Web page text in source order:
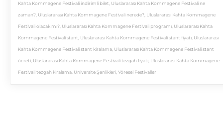
Kahta Kommagene Festivali indirimli bilet Uluslararası Kahta Kommagene Festivali ne
zaman? Uluslararası Kahta Kommagene Festivali nerede? Uluslararası Kahta Kommagene
Festivali olacak mı? Uluslararası Kahta Kommagene Festivali programı Uluslararası Kahta
Kommagene Festivali stant Uluslararası Kahta Kommagene Festivali stant fiyatı Uluslararası
Kahta Kommagene Festivali stant kiralama Uluslararası Kahta Kommagene Festivali stant
ücreti Uluslararası Kahta Kommagene Festivali tezgah fiyatı Uluslararası Kahta Kommagene
Festivali tezgah kiralama Üniversite Şenlikleri Yöresel Festivaller